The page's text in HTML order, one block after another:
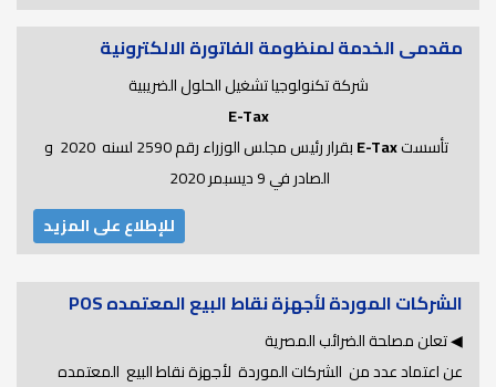
مقدمى الخدمة لمنظومة الفاتورة الالكترونية
شركة تكنولوجيا تشغيل الحلول الضريبية
E-Tax
تأسستE-Tax
بقرار رئيس مجلس الوزراء رقم 2590 لسنه 2020 و
الصادر في 9 ديسبمر 2020
للإطلاع على المزيد
الشركات الموردة لأجهزة نقاط البيع المعتمده POS
◀ تعلن مصلحة الضرائب المصرية
عن اعتماد عدد من الشركات الموردة لأجهزة نقاط البيع المعتمده